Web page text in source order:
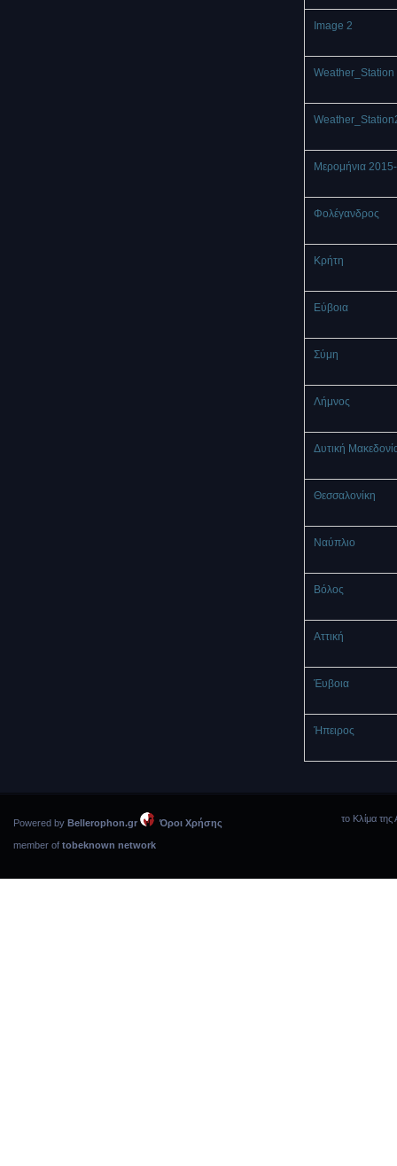
Image 2
Weather_Station
Μερομήνια
Φολέγανδρος
Κρήτη
Εύβοια
Σύμη
Λήμνος
Δυτική
Θεσσαλονίκη
Ναύπλιο
Βόλος
Αττική
Έυβοια
Ήπειρος
Powered by Bellerophon.gr Όροι Χρήσης
member of tobeknown network
το Κλίμα της